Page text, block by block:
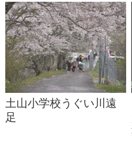
土山小学校うぐい川遠
足